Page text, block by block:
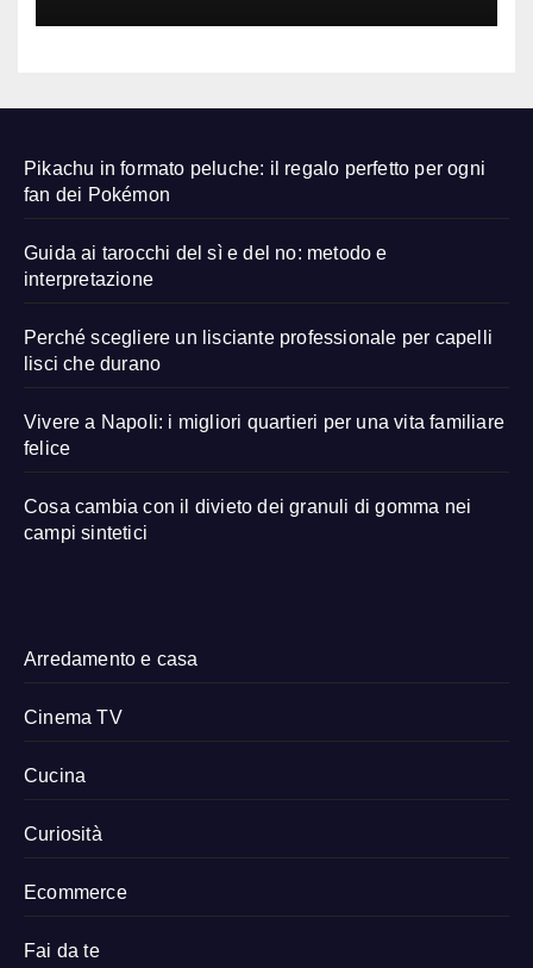
Pikachu in formato peluche: il regalo perfetto per ogni
fan dei Pokémon
Guida ai tarocchi del sì e del no: metodo e
interpretazione
Perché scegliere un lisciante professionale per capelli
lisci che durano
Vivere a Napoli: i migliori quartieri per una vita familiare
felice
Cosa cambia con il divieto dei granuli di gomma nei
campi sintetici
Arredamento e casa
Cinema TV
Cucina
Curiosità
Ecommerce
Fai da te